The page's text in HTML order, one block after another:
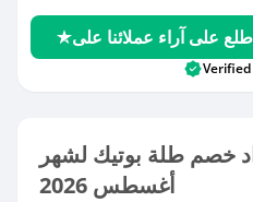
خصم طلة بوتيك لشهر
أغسطس 2026